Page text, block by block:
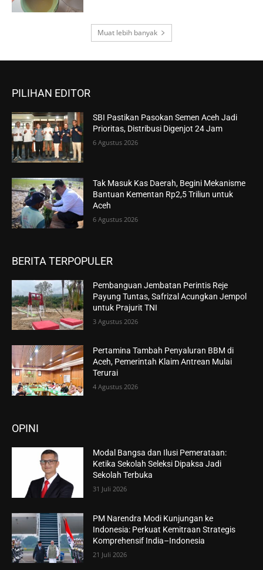
Muat lebih banyak
PILIHAN EDITOR
SBI Pastikan Pasokan Semen Aceh Jadi
Prioritas, Distribusi Digenjot 24 Jam
6 Agustus 2026
Tak Masuk Kas Daerah, Begini Mekanisme
Bantuan Kementan Rp2,5 Triliun untuk
Aceh
6 Agustus 2026
BERITA TERPOPULER
Pembanguan Jembatan Perintis Reje
Payung Tuntas, Safrizal Acungkan Jempol
untuk Prajurit TNI
3 Agustus 2026
Pertamina Tambah Penyaluran BBM di
Aceh, Pemerintah Klaim Antrean Mulai
Terurai
4 Agustus 2026
OPINI
Modal Bangsa dan Ilusi Pemerataan:
Ketika Sekolah Seleksi Dipaksa Jadi
Sekolah Terbuka
31 Juli 2026
PM Narendra Modi Kunjungan ke
Indonesia: Perkuat Kemitraan Strategis
Komprehensif India–Indonesia
21 Juli 2026